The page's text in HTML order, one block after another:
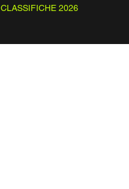
CLASSIFICHE 2026